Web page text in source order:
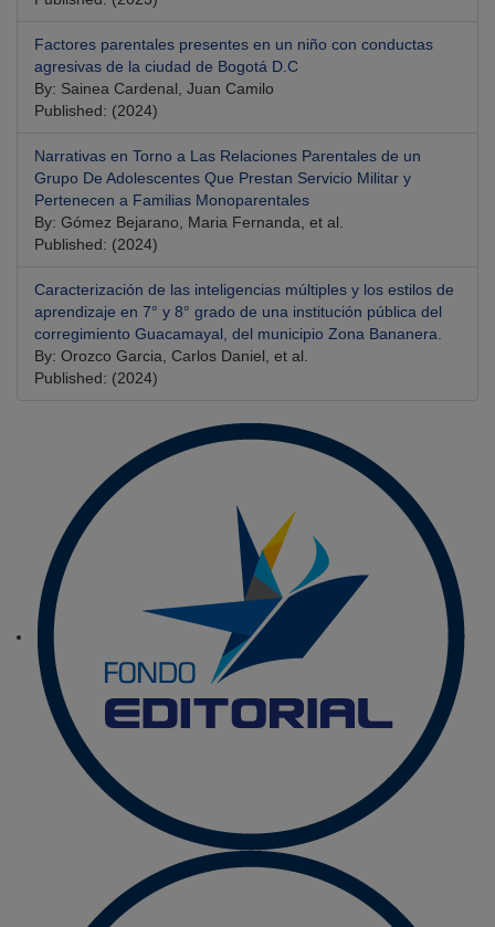
Factores parentales presentes en un niño con conductas
agresivas de la ciudad de Bogotá D.C
By: Sainea Cardenal, Juan Camilo
Published: (2024)
Narrativas en Torno a Las Relaciones Parentales de un
Grupo De Adolescentes Que Prestan Servicio Militar y
Pertenecen a Familias Monoparentales
By: Gómez Bejarano, Maria Fernanda, et al.
Published: (2024)
Caracterización de las inteligencias múltiples y los estilos de
aprendizaje en 7° y 8° grado de una institución pública del
corregimiento Guacamayal, del municipio Zona Bananera.
By: Orozco Garcia, Carlos Daniel, et al.
Published: (2024)